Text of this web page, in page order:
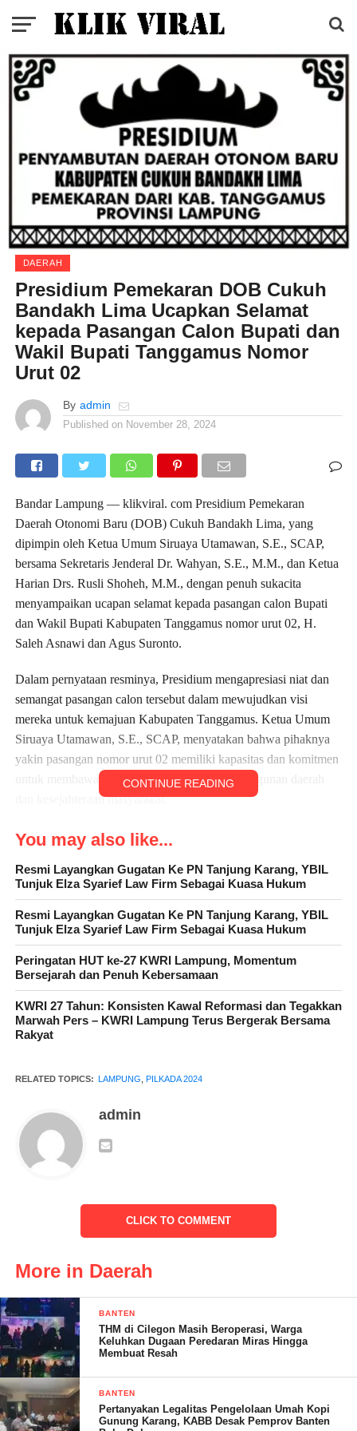
DAERAH
Presidium Pemekaran DOB Cukuh
Bandakh Lima Ucapkan Selamat
kepada Pasangan Calon Bupati dan
Wakil Bupati Tanggamus Nomor
Urut 02
By admin
Published on November 28, 2024
Bandar Lampung — klikviral. com Presidium Pemekaran
Daerah Otonomi Baru (DOB) Cukuh Bandakh Lima, yang
dipimpin oleh Ketua Umum Siruaya Utamawan, S.E., SCAP,
bersama Sekretaris Jenderal Dr. Wahyan, S.E., M.M., dan Ketua
Harian Drs. Rusli Shoheh, M.M., dengan penuh sukacita
menyampaikan ucapan selamat kepada pasangan calon Bupati
dan Wakil Bupati Kabupaten Tanggamus nomor urut 02, H.
Saleh Asnawi dan Agus Suronto.
Dalam pernyataan resminya, Presidium mengapresiasi niat dan
semangat pasangan calon tersebut dalam mewujudkan visi
mereka untuk kemajuan Kabupaten Tanggamus. Ketua Umum
Siruaya Utamawan, S.E., SCAP, menyatakan bahwa pihaknya
yakin pasangan nomor urut 02 memiliki kapasitas dan komitmen
untuk membawa perubahan positif bagi pembangunan daerah
dan kesejahteraan masyarakat.
“Selamat kepada H. Saleh Asnawi dan Agus Suronto sebagai
berharap, jika terpilih, mereka akan mampu membawa
Kabupaten Tanggamus menuju kemajuan yang lebih baik dan
memberikan perhatian lebih pada kebutuhan dasar rakyat,” ujar
Siruaya Utamawan.
Pernyataan ini juga menggarisbawahi dukungan penuh dari
Presidium Pemekaran DOB Cukuh Bandakh Lima terhadap
proses demokrasi yang tengah berlangsung di Kabupaten
Tanggamus. Mereka berharap agar pemilu ini berjalan lancar,
Sekretaris Jenderal Dr. Wahyan, S.E., M.M. menambahkan,
“Kami mengajak seluruh masyarakat untuk ikut berpartisipasi
dalam menjaga ketertiban dan kedamaian selama masa
kampanye dan pemilihan. Mari kita sukseskan pemilu dengan
bermartabat.”
Dengan pemilihan yang semakin dekat, Presidium Pemekaran
DOB Cukuh Bandakh Lima optimis bahwa masyarakat
Kabupaten Tanggamus akan memilih pemimpin yang dapat
membawa kabupaten tersebut menuju masa depan yang lebih
baik.(*)
CONTINUE READING
You may also like...
Resmi Layangkan Gugatan Ke PN Tanjung Karang, YBIL
Tunjuk Elza Syarief Law Firm Sebagai Kuasa Hukum
Resmi Layangkan Gugatan Ke PN Tanjung Karang, YBIL
Tunjuk Elza Syarief Law Firm Sebagai Kuasa Hukum
Peringatan HUT ke-27 KWRI Lampung, Momentum
Bersejarah dan Penuh Kebersamaan
KWRI 27 Tahun: Konsisten Kawal Reformasi dan Tegakkan
Marwah Pers – KWRI Lampung Terus Bergerak Bersama
Rakyat
RELATED TOPICS: LAMPUNG PILKADA 2024
admin
CLICK TO COMMENT
More in Daerah
BANTEN
THM di Cilegon Masih Beroperasi, Warga
Keluhkan Dugaan Peredaran Miras Hingga
Membuat Resah
BANTEN
Pertanyakan Legalitas Pengelolaan Umah Kopi
Gunung Karang, KABB Desak Pemprov Banten